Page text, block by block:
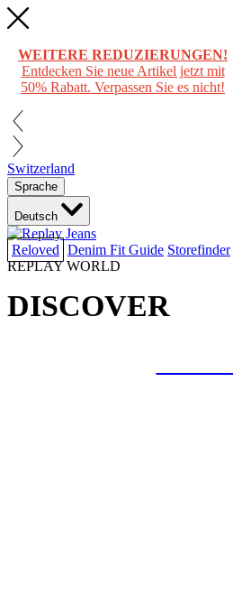
WEITERE REDUZIERUNGEN!
Entdecken Sie neue Artikel jetzt mit
50% Rabatt. Verpassen Sie es nicht!
Switzerland
Sprache
Deutsch
Reloved Denim Fit Guide Storefinder
REPLAY WORLD
DISCOVER